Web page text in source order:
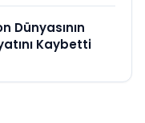
Dünyasının
Kaybetti